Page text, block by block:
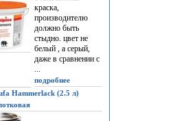
краска,
производителю
должно быть
стыдно. цвет не
белый , а серый,
даже в сравнении с
...
подробнее
Hammerlack (2.5 л)